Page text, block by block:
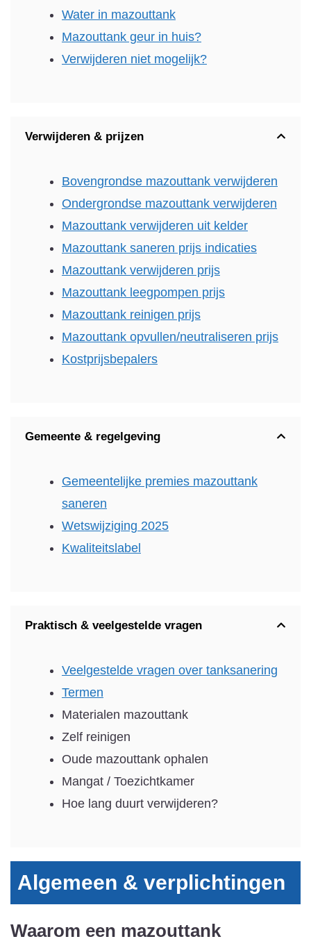
Water in mazouttank
Mazouttank geur in huis?
Verwijderen niet mogelijk?
Verwijderen & prijzen
Bovengrondse mazouttank verwijderen
Ondergrondse mazouttank verwijderen
Mazouttank verwijderen uit kelder
Mazouttank saneren prijs indicaties
Mazouttank verwijderen prijs
Mazouttank leegpompen prijs
Mazouttank reinigen prijs
Mazouttank opvullen/neutraliseren prijs
Kostprijsbepalers
Gemeente & regelgeving
Gemeentelijke premies mazouttank
saneren
Wetswijziging 2025
Kwaliteitslabel
Praktisch & veelgestelde vragen
Veelgestelde vragen over tanksanering
Termen
Materialen mazouttank
Zelf reinigen
Oude mazouttank ophalen
Mangat / Toezichtkamer
Hoe lang duurt verwijderen?
Algemeen & verplichtingen
Waarom een mazouttank